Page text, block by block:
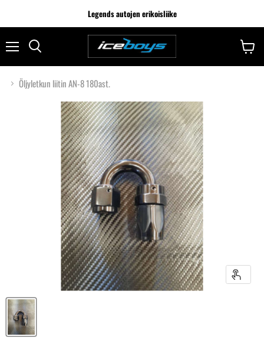
Legends autojen erikoisliike
Öljyletkun liitin AN-8 180ast.